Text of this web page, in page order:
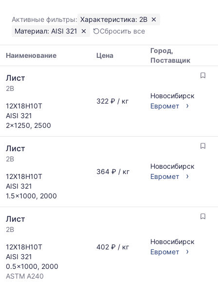
AISI
321
Показаны
минимальная,
медианная
цена
по
данным
прайс-
листов
поставщиков
последний
месяц.
рассчитывается
по
актуальным
предложениям
и
обновляется
мере
обновления
прайс-
листов.
Активные фильтры: Характеристика: 2B
Материал: AISI 321
Сбросить все
цен
на
указанием
ГОСТ,
размеров
поставщиков
запросу
Наименование Цена
Город,
Поставщик
Лист
2B
12Х18Н10Т
AISI 321
2x1250, 2500
322 ₽ / кг
Новосибирск
Евромет
›
Лист
2B
12Х18Н10Т
AISI 321
1.5x1000, 2000
364 ₽ / кг
Новосибирск
Евромет
›
Лист
2B
12Х18Н10Т
AISI 321
0.5x1000, 2000
ASTM A240
402 ₽ / кг
Новосибирск
Евромет
›